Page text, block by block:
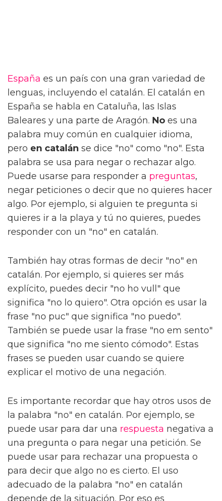
España es un país con una gran variedad de
lenguas, incluyendo el catalán. El catalán en
España se habla en Cataluña, las Islas
Baleares y una parte de Aragón. No es una
palabra muy común en cualquier idioma,
pero en catalán se dice "no" como "no". Esta
palabra se usa para negar o rechazar algo.
Puede usarse para responder a preguntas,
negar peticiones o decir que no quieres hacer
algo. Por ejemplo, si alguien te pregunta si
quieres ir a la playa y tú no quieres, puedes
responder con un "no" en catalán.
También hay otras formas de decir "no" en
catalán. Por ejemplo, si quieres ser más
explícito, puedes decir "no ho vull" que
significa "no lo quiero". Otra opción es usar la
frase "no puc" que significa "no puedo".
También se puede usar la frase "no em sento"
que significa "no me siento cómodo". Estas
frases se pueden usar cuando se quiere
explicar el motivo de una negación.
Es importante recordar que hay otros usos de
la palabra "no" en catalán. Por ejemplo, se
puede usar para dar una respuesta negativa a
una pregunta o para negar una petición. Se
puede usar para rechazar una propuesta o
para decir que algo no es cierto. El uso
adecuado de la palabra "no" en catalán
depende de la situación. Por eso es